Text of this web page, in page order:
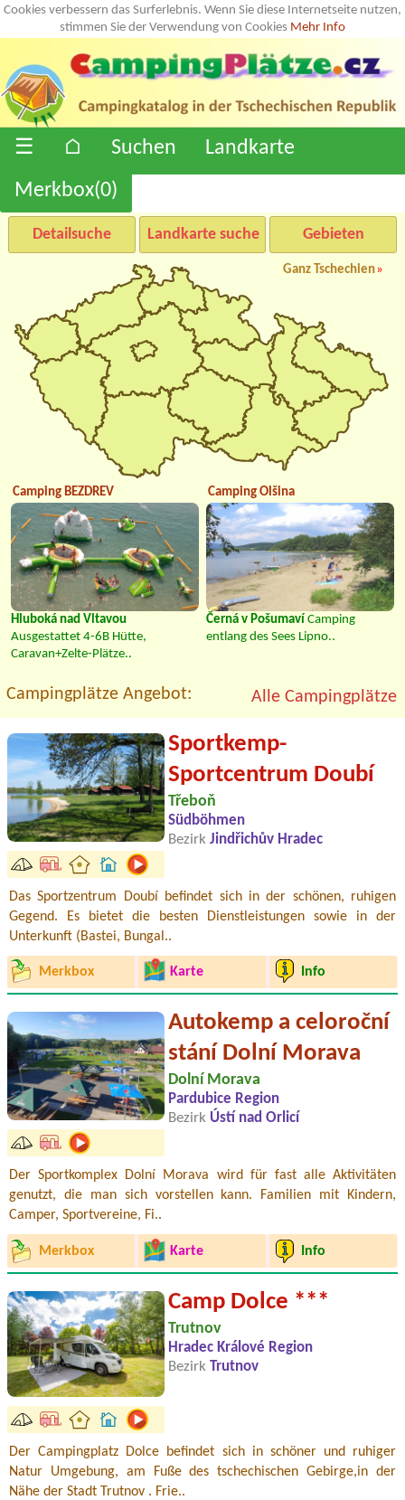
Cookies verbessern das Surferlebnis. Wenn Sie diese Internetseite nutzen,
stimmen Sie der Verwendung von Cookies Mehr Info
☰ ⌂ Suchen
Landkarte
Merkbox(0)
Detailsuche Landkarte suche Gebieten
Ganz Tschechien»
Camping BEZDREV
Hluboká nad Vltavou
Ausgestattet 4-6B Hütte,
Caravan+Zelte-Plätze..
Camping Olšina
Černá v Pošumaví Camping
entlang des Sees Lipno..
Campingplätze Angebot: Alle Campingplätze
Sportkemp-
Sportcentrum Doubí
Třeboň
Südböhmen
Bezirk Jindřichův Hradec
Das Sportzentrum Doubí befindet sich in der schönen, ruhigen
Gegend. Es bietet die besten Dienstleistungen sowie in der
Unterkunft (Bastei, Bungal..
Merkbox Karte Info
Autokemp a celoroční
stání Dolní Morava
Dolní Morava
Pardubice Region
Bezirk Ústí nad Orlicí
Der Sportkomplex Dolní Morava wird für fast alle Aktivitäten
genutzt, die man sich vorstellen kann. Familien mit Kindern,
Camper, Sportvereine, Fi..
Merkbox Karte Info
Camp Dolce ***
Trutnov
Hradec Králové Region
Bezirk
Trutnov
Der Campingplatz Dolce befindet sich in schöner und ruhiger
Natur Umgebung, am Fuße des tschechischen Gebirge,in der
Nähe der Stadt Trutnov . Frie..